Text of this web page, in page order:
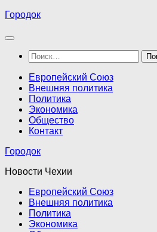
Перейти
содержимому
Городок
Найти:
Европейский Союз
Внешняя политика
Политика
Экономика
Общество
Контакт
Городок
Новости Чехии
Европейский Союз
Внешняя политика
Политика
Экономика